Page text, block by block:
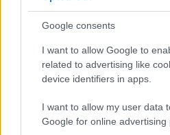
Google consents
I want to allow Google to
related to advertising like
device identifiers in apps.
I want to allow my user data
Google for online advertising
ही नहीं देता, बल्कि उससे कहीं
बेनिफिट्स न्यूट्रिशन और वेलनेस तक
सौंफ के स्वास्थ्य लाभों की
प्रकाशित: 26 मई 2026 को
सौंफ को हज़ारों सालों से मेडिटेरेनियन
बहुत पसंद किया जाता रहा है। यह
नहीं देता। इसका कुरकुरा बल्ब,
ज़बरदस्त न्यूट्रिशनल वैल्यू देते हैं।और